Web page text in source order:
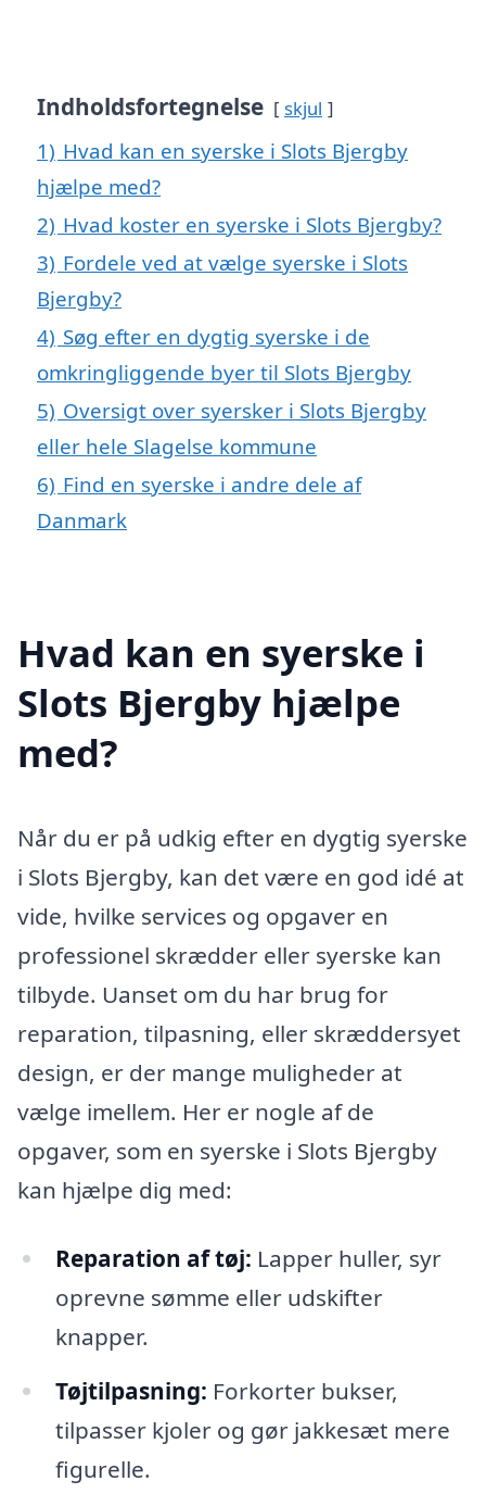
Indholdsfortegnelse skjul
1) Hvad kan en syerske i Slots Bjergby
hjælpe med?
2) Hvad koster en syerske i Slots Bjergby?
3) Fordele ved at vælge syerske i Slots
Bjergby?
4) Søg efter en dygtig syerske i de
omkringliggende byer til Slots Bjergby
5) Oversigt over syersker i Slots Bjergby
eller hele Slagelse kommune
6) Find en syerske i andre dele af
Danmark
Hvad kan en syerske i
Slots Bjergby hjælpe
med?
Når du er på udkig efter en dygtig syerske
i Slots Bjergby, kan det være en god idé at
vide, hvilke services og opgaver en
professionel skrædder eller syerske kan
tilbyde. Uanset om du har brug for
reparation, tilpasning, eller skræddersyet
design, er der mange muligheder at
vælge imellem. Her er nogle af de
opgaver, som en syerske i Slots Bjergby
kan hjælpe dig med:
Reparation af tøj: Lapper huller, syr
oprevne sømme eller udskifter
knapper.
Tøjtilpasning: Forkorter bukser,
tilpasser kjoler og gør jakkesæt mere
figurelle.